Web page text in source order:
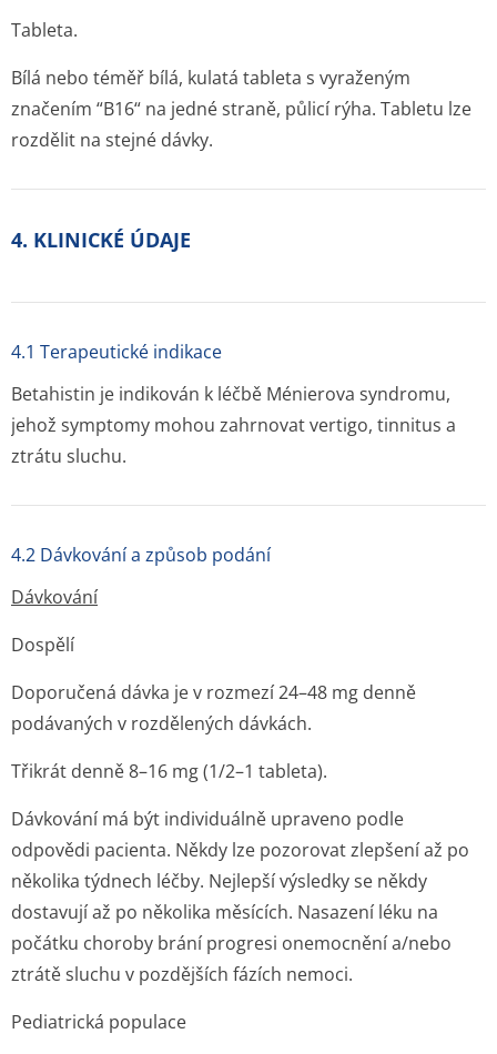
Tableta.
Bílá nebo téměř bílá, kulatá tableta s vyraženým
značením “B16“ na jedné straně, půlicí rýha. Tabletu lze
rozdělit na stejné dávky.
4. KLINICKÉ ÚDAJE
4.1 Terapeutické indikace
Betahistin je indikován k léčbě Ménierova syndromu,
jehož symptomy mohou zahrnovat vertigo, tinnitus a
ztrátu sluchu.
4.2 Dávkování a způsob podání
Dávkování
Dospělí
Doporučená dávka je v rozmezí 24–48 mg denně
podávaných v rozdělených dávkách.
Třikrát denně 8–16 mg (1/2–1 tableta).
Dávkování má být individuálně upraveno podle
odpovědi pacienta. Někdy lze pozorovat zlepšení až po
několika týdnech léčby. Nejlepší výsledky se někdy
dostavují až po několika měsících. Nasazení léku na
počátku choroby brání progresi onemocnění a/nebo
ztrátě sluchu v pozdějších fázích nemoci.
Pediatrická populace